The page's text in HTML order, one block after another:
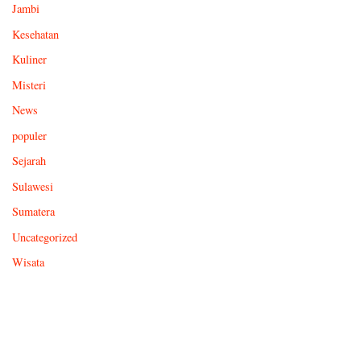
Jambi
Kesehatan
Kuliner
Misteri
News
populer
Sejarah
Sulawesi
Sumatera
Uncategorized
Wisata